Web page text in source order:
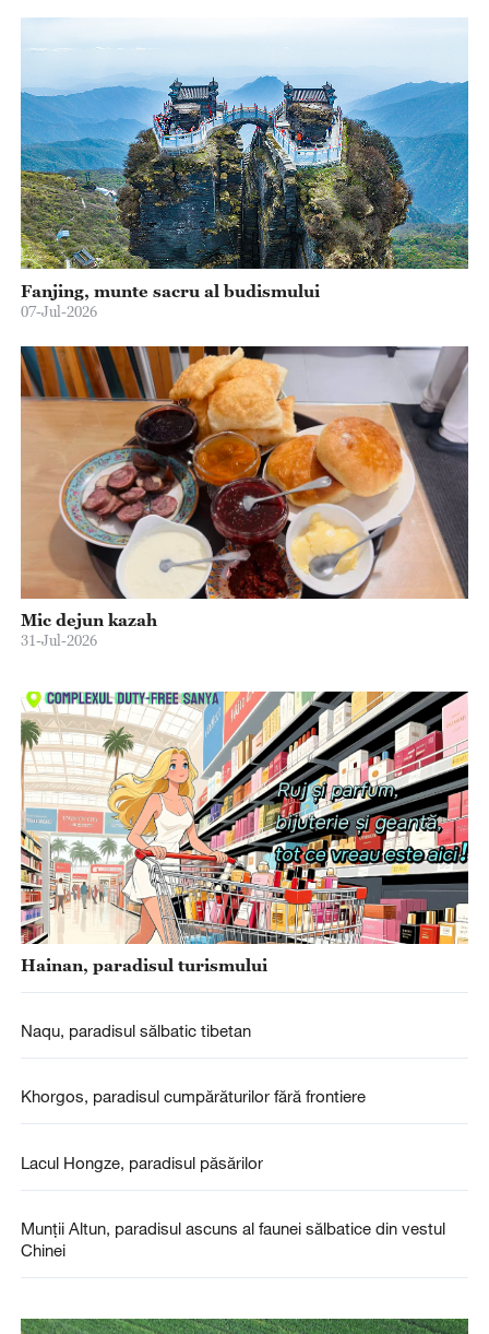
Fanjing, munte sacru al budismului
07-Jul-2026
Mic dejun kazah
31-Jul-2026
Hainan, paradisul turismului
Naqu, paradisul sălbatic tibetan
Khorgos, paradisul cumpărăturilor fără frontiere
Lacul Hongze, paradisul păsărilor
Munții Altun, paradisul ascuns al faunei sălbatice din vestul
Chinei